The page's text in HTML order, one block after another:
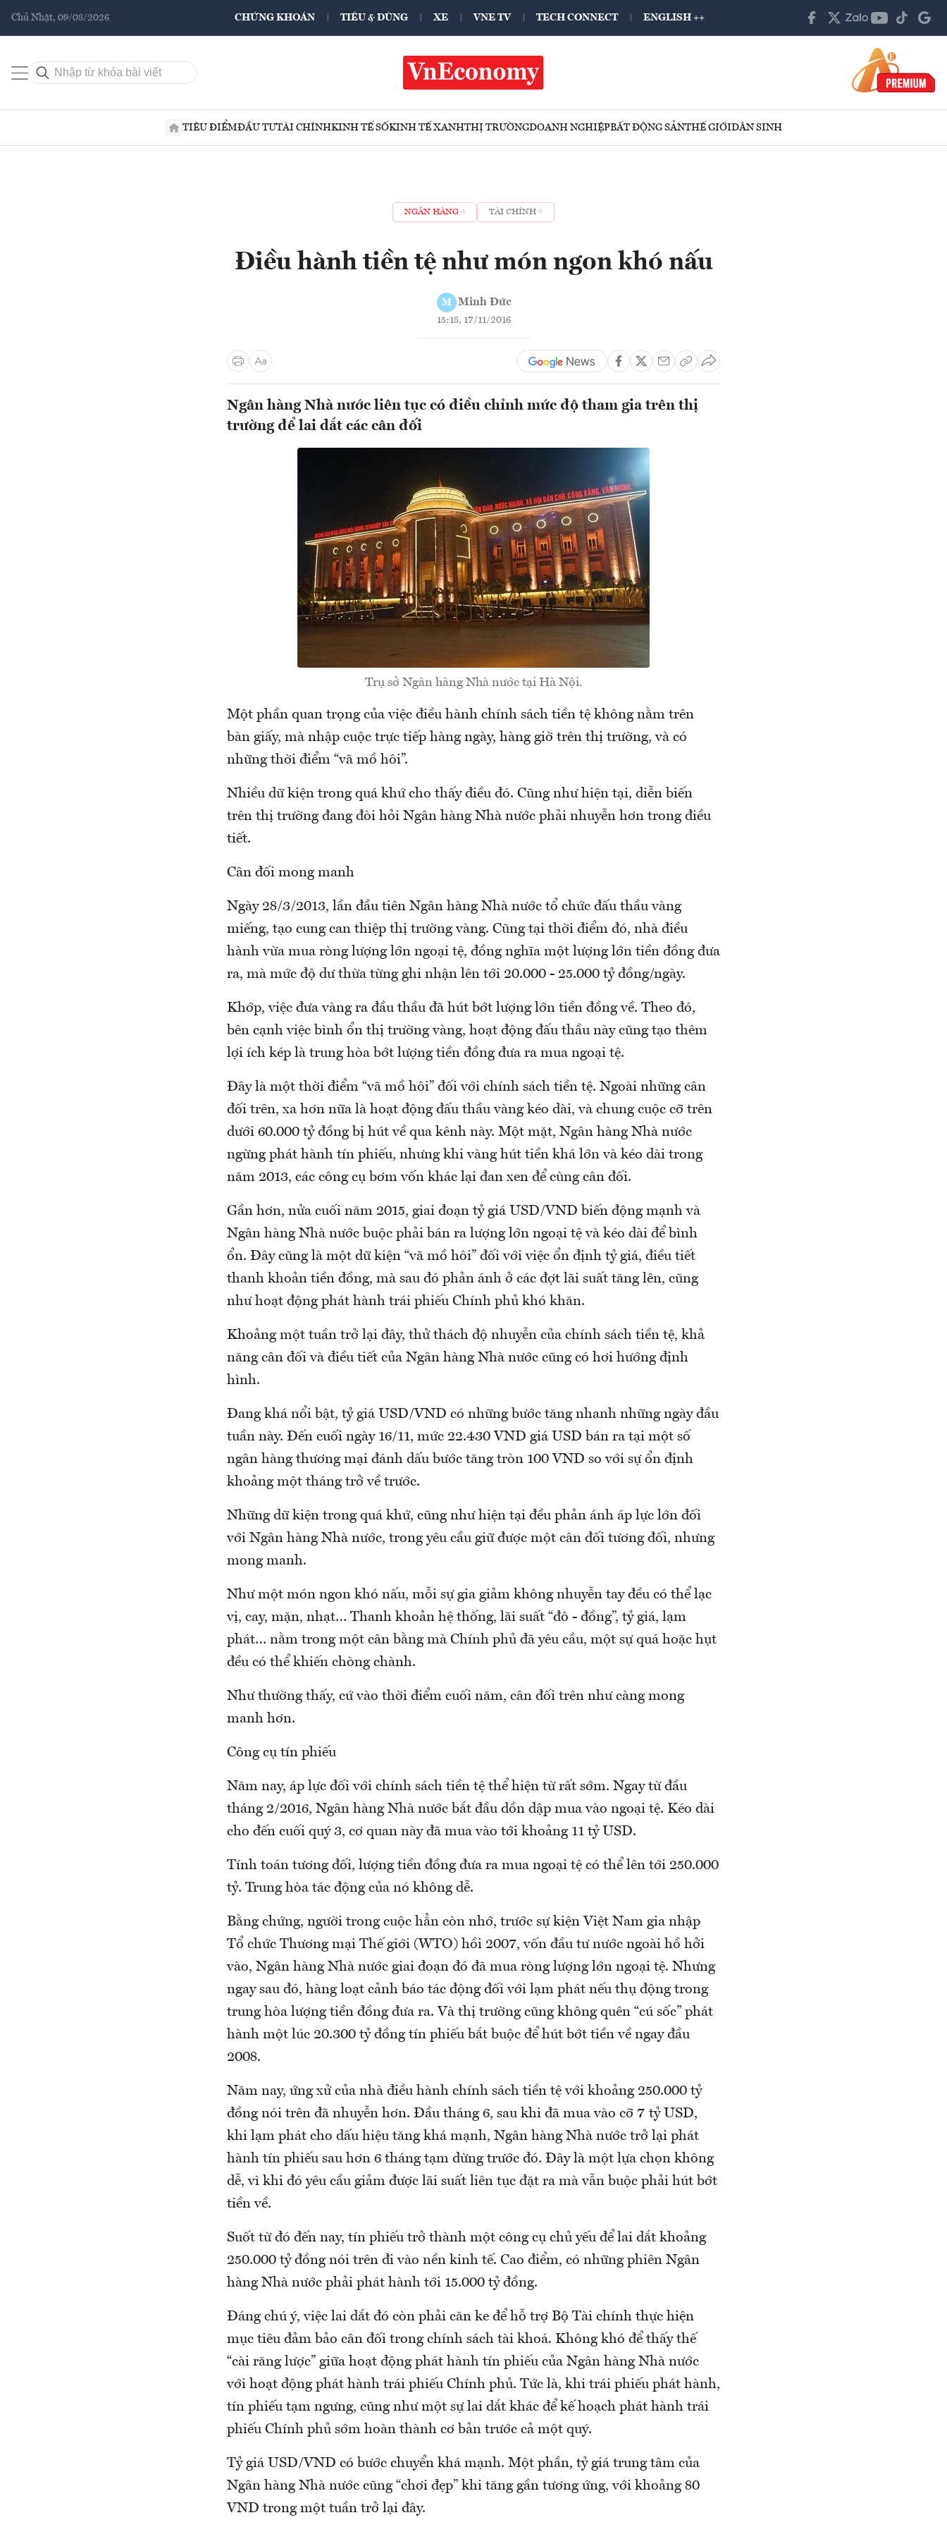
Chủ Nhật, 09/08/2026 CHỨNG KHOÁN TIÊU & DÙNG XE VNE TV TECH CONNECT ENGLISH ++
TIÊU ĐIỂMĐẦU TƯTÀI CHÍNHKINH TẾ SỐKINH TẾ XANHTHỊ TRƯỜNGDOANH NGHIỆPBẤT ĐỘNG SẢNTHẾ GIỚIDÂN SINH
NGÂN HÀNG TÀI CHÍNH
Điều hành tiền tệ như món ngon khó nấu
M Minh Đức
15:18, 17/11/2016
Ngân hàng Nhà nước liên tục có điều chỉnh mức độ tham gia trên thị
trường để lai dắt các cân đối
Trụ sở Ngân hàng Nhà nước tại Hà Nội.
Một phần quan trọng của việc điều hành chính sách tiền tệ không nằm trên
bàn giấy, mà nhập cuộc trực tiếp hàng ngày, hàng giờ trên thị trường, và có
những thời điểm “vã mồ hôi”.
Nhiều dữ kiện trong quá khứ cho thấy điều đó. Cũng như hiện tại, diễn biến
trên thị trường đang đòi hỏi Ngân hàng Nhà nước phải nhuyễn hơn trong điều
tiết.
Cân đối mong manh
Ngày 28/3/2013, lần đầu tiên Ngân hàng Nhà nước tổ chức đấu thầu vàng
miếng, tạo cung can thiệp thị trường vàng. Cũng tại thời điểm đó, nhà điều
hành vừa mua ròng lượng lớn ngoại tệ, đồng nghĩa một lượng lớn tiền đồng đưa
ra, mà mức độ dư thừa từng ghi nhận lên tới 20.000 - 25.000 tỷ đồng/ngày.
Khớp, việc đưa vàng ra đầu thầu đã hút bớt lượng lớn tiền đồng về. Theo đó,
bên cạnh việc bình ổn thị trường vàng, hoạt động đấu thầu này cũng tạo thêm
lợi ích kép là trung hòa bớt lượng tiền đồng đưa ra mua ngoại tệ.
Đây là một thời điểm “vã mồ hôi” đối với chính sách tiền tệ. Ngoài những cân
đối trên, xa hơn nữa là hoạt động đấu thầu vàng kéo dài, và chung cuộc cỡ trên
dưới 60.000 tỷ đồng bị hút về qua kênh này. Một mặt, Ngân hàng Nhà nước
ngừng phát hành tín phiếu, nhưng khi vàng hút tiền khá lớn và kéo dài trong
năm 2013, các công cụ bơm vốn khác lại đan xen để cùng cân đối.
Gần hơn, nửa cuối năm 2015, giai đoạn tỷ giá USD/VND biến động mạnh và
Ngân hàng Nhà nước buộc phải bán ra lượng lớn ngoại tệ và kéo dài để bình
ổn. Đây cũng là một dữ kiện “vã mồ hôi” đối với việc ổn định tỷ giá, điều tiết
thanh khoản tiền đồng, mà sau đó phản ánh ở các đợt lãi suất tăng lên, cũng
như hoạt động phát hành trái phiếu Chính phủ khó khăn.
Khoảng một tuần trở lại đây, thử thách độ nhuyễn của chính sách tiền tệ, khả
năng cân đối và điều tiết của Ngân hàng Nhà nước cũng có hơi hướng định
hình.
Đang khá nổi bật, tỷ giá USD/VND có những bước tăng nhanh những ngày đầu
tuần này. Đến cuối ngày 16/11, mức 22.430 VND giá USD bán ra tại một số
ngân hàng thương mại đánh dấu bước tăng tròn 100 VND so với sự ổn định
khoảng một tháng trở về trước.
Những dữ kiện trong quá khứ, cũng như hiện tại đều phản ánh áp lực lớn đối
với Ngân hàng Nhà nước, trong yêu cầu giữ được một cân đối tương đối, nhưng
mong manh.
Như một món ngon khó nấu, mỗi sự gia giảm không nhuyễn tay đều có thể lạc
vị, cay, mặn, nhạt… Thanh khoản hệ thống, lãi suất “đô - đồng”, tỷ giá, lạm
phát… nằm trong một cân bằng mà Chính phủ đã yêu cầu, một sự quá hoặc hụt
đều có thể khiến chòng chành.
Như thường thấy, cứ vào thời điểm cuối năm, cân đối trên như càng mong
manh hơn.
Công cụ tín phiếu
Năm nay, áp lực đối với chính sách tiền tệ thể hiện từ rất sớm. Ngay từ đầu
tháng 2/2016, Ngân hàng Nhà nước bắt đầu dồn dập mua vào ngoại tệ. Kéo dài
cho đến cuối quý 3, cơ quan này đã mua vào tới khoảng 11 tỷ USD.
Tính toán tương đối, lượng tiền đồng đưa ra mua ngoại tệ có thể lên tới 250.000
tỷ. Trung hòa tác động của nó không dễ.
Bằng chứng, người trong cuộc hẳn còn nhớ, trước sự kiện Việt Nam gia nhập
Tổ chức Thương mại Thế giới (WTO) hồi 2007, vốn đầu tư nước ngoài hồ hởi
vào, Ngân hàng Nhà nước giai đoạn đó đã mua ròng lượng lớn ngoại tệ. Nhưng
ngay sau đó, hàng loạt cảnh báo tác động đối với lạm phát nếu thụ động trong
trung hòa lượng tiền đồng đưa ra. Và thị trường cũng không quên “cú sốc” phát
hành một lúc 20.300 tỷ đồng tín phiếu bắt buộc để hút bớt tiền về ngay đầu
2008.
Năm nay, ứng xử của nhà điều hành chính sách tiền tệ với khoảng 250.000 tỷ
đồng nói trên đã nhuyễn hơn. Đầu tháng 6, sau khi đã mua vào cỡ 7 tỷ USD,
khi lạm phát cho dấu hiệu tăng khá mạnh, Ngân hàng Nhà nước trở lại phát
hành tín phiếu sau hơn 6 tháng tạm dừng trước đó. Đây là một lựa chọn không
dễ, vì khi đó yêu cầu giảm được lãi suất liên tục đặt ra mà vẫn buộc phải hút bớt
tiền về.
Suốt từ đó đến nay, tín phiếu trở thành một công cụ chủ yếu để lai dắt khoảng
250.000 tỷ đồng nói trên đi vào nền kinh tế. Cao điểm, có những phiên Ngân
hàng Nhà nước phải phát hành tới 15.000 tỷ đồng.
Đáng chú ý, việc lai dắt đó còn phải căn ke để hỗ trợ Bộ Tài chính thực hiện
mục tiêu đảm bảo cân đối trong chính sách tài khoá. Không khó để thấy thế
“cài răng lược” giữa hoạt động phát hành tín phiếu của Ngân hàng Nhà nước
với hoạt động phát hành trái phiếu Chính phủ. Tức là, khi trái phiếu phát hành,
tín phiếu tạm ngưng, cũng như một sự lai dắt khác để kế hoạch phát hành trái
phiếu Chính phủ sớm hoàn thành cơ bản trước cả một quý.
Tỷ giá USD/VND có bước chuyển khá mạnh. Một phần, tỷ giá trung tâm của
Ngân hàng Nhà nước cũng “chơi đẹp” khi tăng gần tương ứng, với khoảng 80
VND trong một tuần trở lại đây.